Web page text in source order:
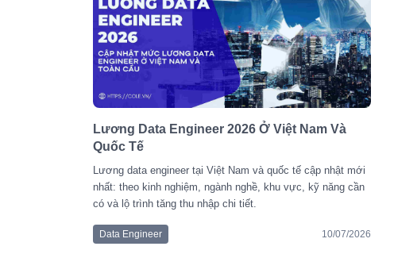
Lương Data Engineer 2026 Ở Việt Nam Và
Quốc Tế
Lương data engineer tại Việt Nam và quốc tế cập nhật mới
nhất: theo kinh nghiệm, ngành nghề, khu vực, kỹ năng cần
có và lộ trình tăng thu nhập chi tiết.
Data Engineer 10/07/2026